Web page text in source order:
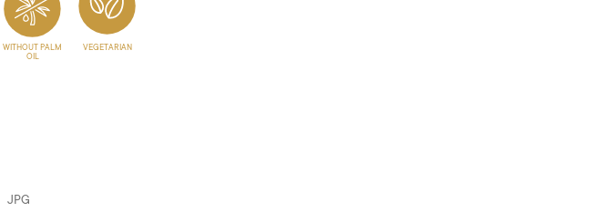
WITHOUT PALM
OIL
VEGETARIAN
JPG